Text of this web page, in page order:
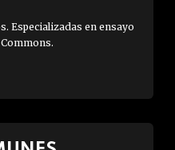
Especializadas en ensayo